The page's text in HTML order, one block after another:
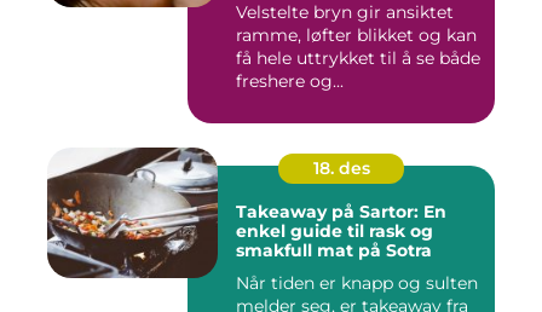
Velstelte bryn gir ansiktet
ramme, løfter blikket og kan
få hele uttrykket til å se både
freshere og...
18. des
Takeaway på Sartor: En
enkel guide til rask og
smakfull mat på Sotra
Når tiden er knapp og sulten
melder seg, er takeaway fra